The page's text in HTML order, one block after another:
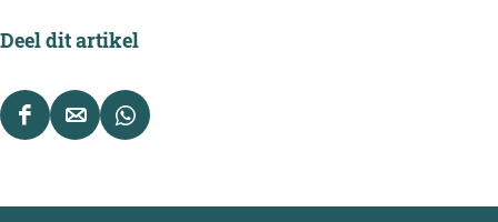
Deel dit artikel
D
D
D